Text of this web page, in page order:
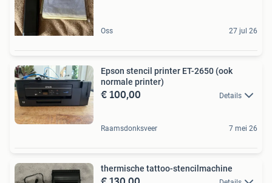
Oss 27 jul 26
Epson stencil printer ET-2650 (ook
normale printer)
€ 100,00 Details
Raamsdonksveer 7 mei 26
thermische tattoo-stencilmachine